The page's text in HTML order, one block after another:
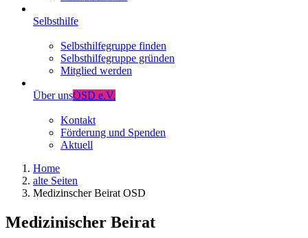
Selbsthilfe
Selbsthilfegruppe finden
Selbsthilfegruppe gründen
Mitglied werden
Über unsOSD e.V.
Kontakt
Förderung und Spenden
Aktuell
Home
alte Seiten
Medizinscher Beirat OSD
Medizinischer Beirat